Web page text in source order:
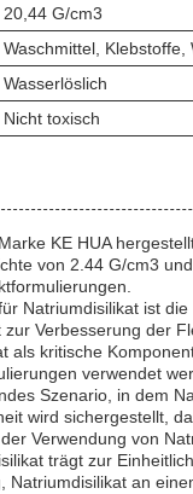
20,44 G/cm3
Waschmittel,
Wasserlöslich
Nicht toxisch
KE HUA
von 2.44 G/cm3
Natriumdisilikat ist
Verbesserung der
als kritische
verwendet
Szenario, in dem
wird sichergestellt,
Verwendung von
trägt zur
Natriumdisilikat an